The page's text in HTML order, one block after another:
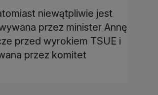
niewątpliwie jest
przez minister Annę
przed wyrokiem TSUE i
przez komitet